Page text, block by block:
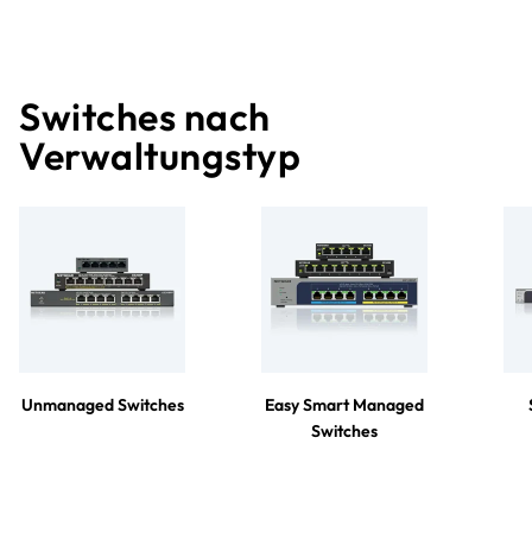
Switches nach
Verwaltungstyp
Unmanaged Switches
Easy Smart Managed
Switches